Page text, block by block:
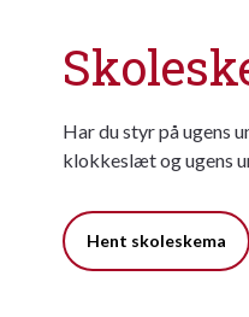
Har du styr på ugens
klokkeslæt og ugens
Hent skoleskema